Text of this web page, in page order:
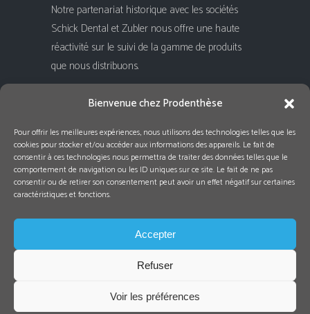
Bienvenue chez Prodenthèse
Pour offrir les meilleures expériences, nous utilisons des technologies telles que les
cookies pour stocker et/ou accéder aux informations des appareils. Le fait de
consentir à ces technologies nous permettra de traiter des données telles que le
comportement de navigation ou les ID uniques sur ce site. Le fait de ne pas
consentir ou de retirer son consentement peut avoir un effet négatif sur certaines
caractéristiques et fonctions.
Accepter
Refuser
Voir les préférences
Notre partenariat historique avec les sociétés
Schick Dental et Zubler nous offre une haute
réactivité sur le suivi de la gamme de produits
que nous distribuons.
Rejoignez-nous !
e-perspectives
Mentions Légales